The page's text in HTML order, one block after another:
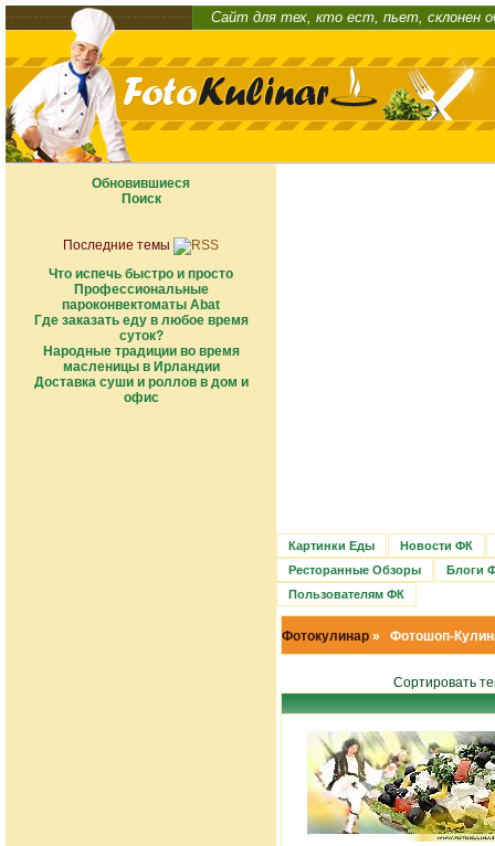
Сайт для тех, кто ест, пьет, склонен
Обновившиеся
Поиск
Последние темы
Что испечь быстро и просто
Профессиональные
пароконвектоматы Abat
Где заказать еду в любое время
суток?
Народные традиции во время
масленицы в Ирландии
Доставка суши и роллов в дом и
офис
Картинки Еды
Новости ФК
Ресторанные Обзоры
Блоги
Пользователям ФК
Фотокулинар » Фотошоп-
Сортировать